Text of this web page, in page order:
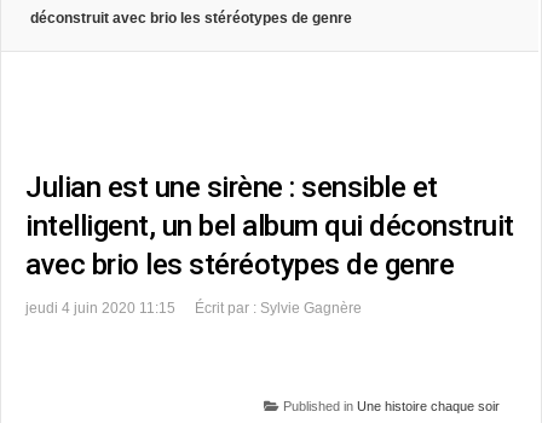
déconstruit avec brio les stéréotypes de genre
Julian est une sirène : sensible et
intelligent, un bel album qui déconstruit
avec brio les stéréotypes de genre
jeudi 4 juin 2020 11:15 Écrit par : Sylvie Gagnère
Published in Une histoire chaque soir